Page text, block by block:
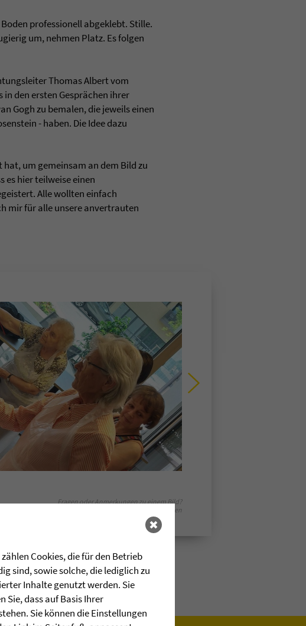
professionell abgeklebt. Stille.
um, nehmen Platz. Es folgen
Thomas Albert vom
den ersten Gesprächen ihrer
Gogh zu bemalen, die jeweils einen
- haben. Die Idee dazu
um gemeinsam an dem Bild zu
es hier teilweise einen
Alle wollten einfach
mir für alle unsere anvertrauten
Fragen oder Anmerkungen zu einem Bild?
E-Mail senden
Cookies, die für den Betrieb
sind, sowie solche, die lediglich zu
Inhalte genutzt werden. Sie
Sie, dass auf Basis Ihrer
Sie können die Einstellungen